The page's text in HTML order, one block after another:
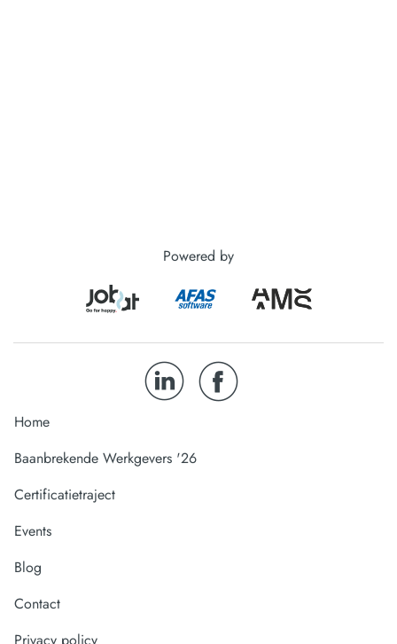
Powered by
Home
Baanbrekende Werkgevers '26
Certificatietraject
Events
Blog
Contact